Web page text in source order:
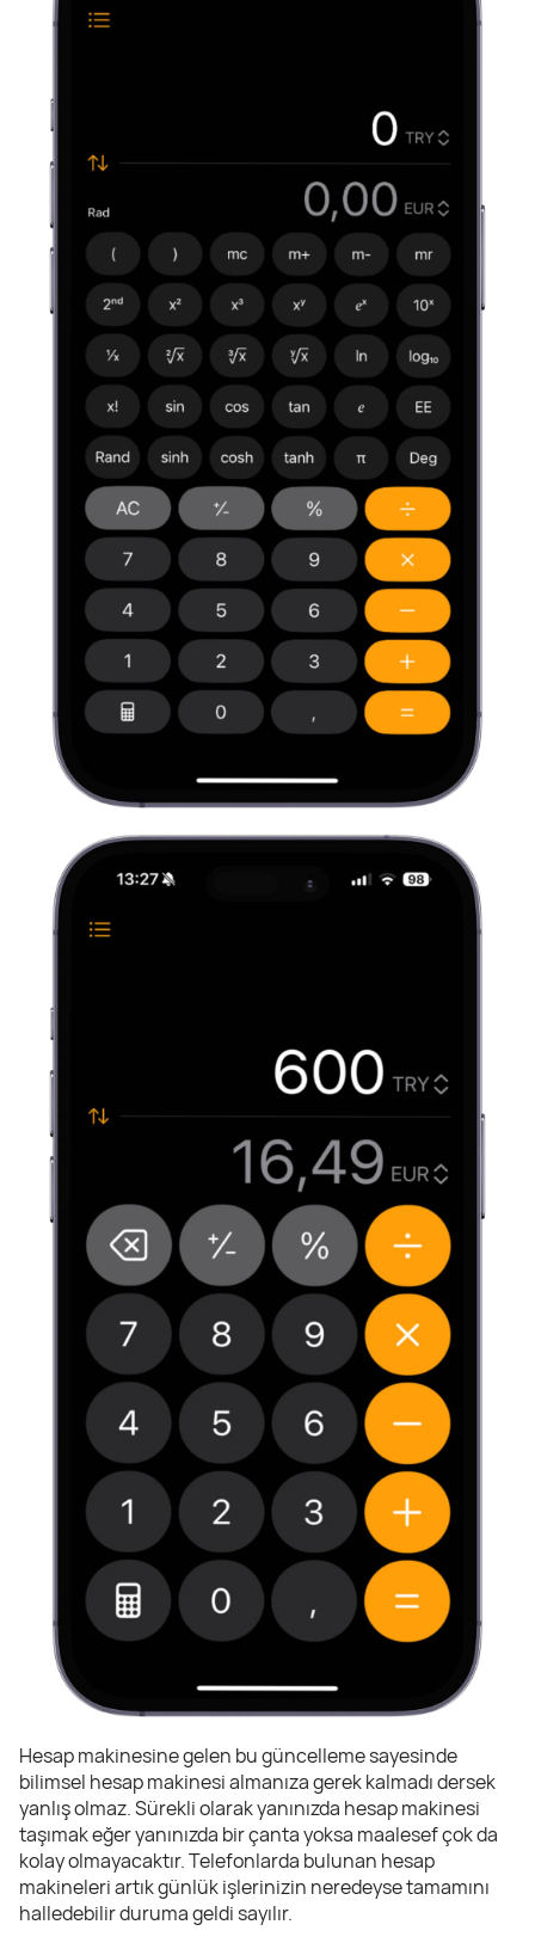
Hesap makinesine gelen bu güncelleme sayesinde
bilimsel hesap makinesi almanıza gerek kalmadı dersek
yanlış olmaz. Sürekli olarak yanınızda hesap makinesi
taşımak eğer yanınızda bir çanta yoksa maalesef çok da
kolay olmayacaktır. Telefonlarda bulunan hesap
makineleri artık günlük işlerinizin neredeyse tamamını
halledebilir duruma geldi sayılır.